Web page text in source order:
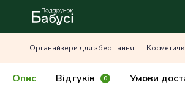
Органайзери для зберігання
Опис Відгуків 0 Умови